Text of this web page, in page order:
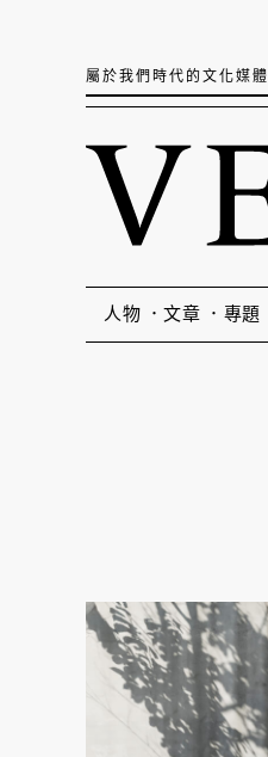
屬於我們時代的文化媒體
人物 文章 專題